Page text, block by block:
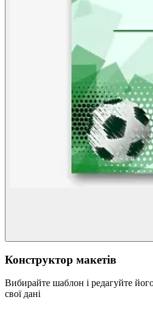
Конструктор макетів
Вибирайте шаблон і редагуйте
свої дані